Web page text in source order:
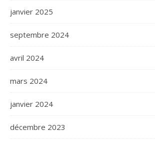
janvier 2025
septembre 2024
avril 2024
mars 2024
janvier 2024
décembre 2023